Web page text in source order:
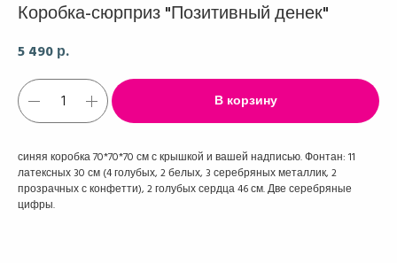
Коробка-сюрприз "Позитивный денек"
5 490 р.
В корзину
синяя коробка 70*70*70 см с крышкой и вашей надписью. Фонтан: 11
латексных 30 см (4 голубых, 2 белых, 3 серебряных металлик, 2
прозрачных с конфетти), 2 голубых сердца 46 см. Две серебряные
цифры.